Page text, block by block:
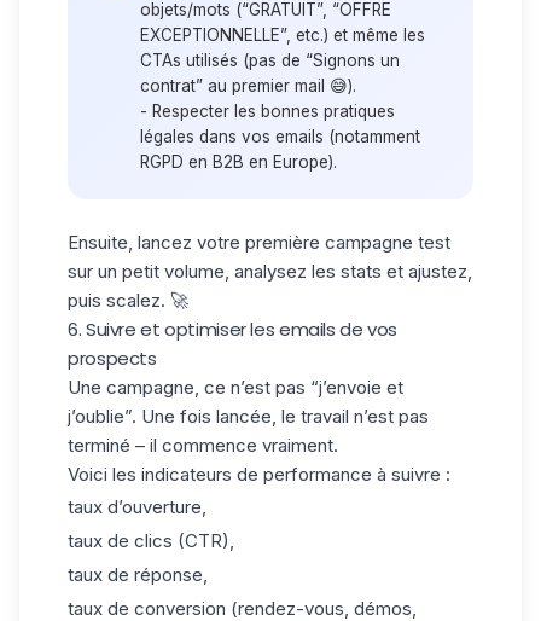
objets/mots (“GRATUIT”, “OFFRE
EXCEPTIONNELLE”, etc.) et même les
CTAs utilisés (pas de “Signons un
contrat” au premier mail 😅).
- Respecter les bonnes pratiques
légales dans vos emails (notamment
RGPD en B2B en Europe).
Ensuite, lancez votre première campagne test
sur un petit volume, analysez les stats et ajustez,
puis scalez. 🚀
6. Suivre et optimiser les emails de vos
prospects
Une campagne, ce n’est pas “j’envoie et
j’oublie”. Une fois lancée, le travail n’est pas
terminé – il commence vraiment.
Voici les indicateurs de performance à suivre :
taux d’ouverture,
taux de clics (CTR),
taux de réponse,
taux de conversion (rendez-vous, démos,